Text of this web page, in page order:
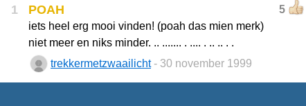
1 5
POAH
iets heel erg mooi vinden! (poah das mien merk)
niet meer en niks minder. .. ....... . .... . .. .. . .
trekkermetzwaailicht - 30 november 1999